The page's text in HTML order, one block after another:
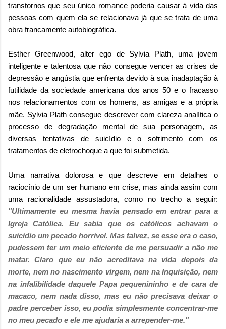
transtornos que seu único romance poderia causar à vida das
pessoas com quem ela se relacionava já que se trata de uma
obra francamente autobiográfica.
Esther Greenwood, alter ego de Sylvia Plath, uma jovem
inteligente e talentosa que não consegue vencer as crises de
depressão e angústia que enfrenta devido à sua inadaptação à
futilidade da sociedade americana dos anos 50 e o fracasso
nos relacionamentos com os homens, as amigas e a própria
mãe. Sylvia Plath consegue descrever com clareza analítica o
processo de degradação mental de sua personagem, as
diversas tentativas de suicídio e o sofrimento com os
tratamentos de eletrochoque a que foi submetida.
Uma narrativa dolorosa e que descreve em detalhes o
raciocínio de um ser humano em crise, mas ainda assim com
uma racionalidade assustadora, como no trecho a seguir:
"Ultimamente eu mesma havia pensado em entrar para a
Igreja Católica. Eu sabia que os católicos achavam o
suicídio um pecado horrível. Mas talvez, se esse era o caso,
pudessem ter um meio eficiente de me persuadir a não me
matar. Claro que eu não acreditava na vida depois da
morte, nem no nascimento virgem, nem na Inquisição, nem
na infalibilidade daquele Papa pequenininho e de cara de
macaco, nem nada disso, mas eu não precisava deixar o
padre perceber isso, eu podia simplesmente concentrar-me
no meu pecado e ele me ajudaria a arrepender-me."